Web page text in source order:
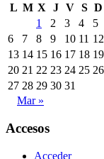
L M X J V S D
1
2 3 4
5
6
7 8 9 10 11 12
13 14 15 16 17 18 19
20 21 22 23 24 25 26
27 28 29 30 31
Mar »
Accesos
Acceder